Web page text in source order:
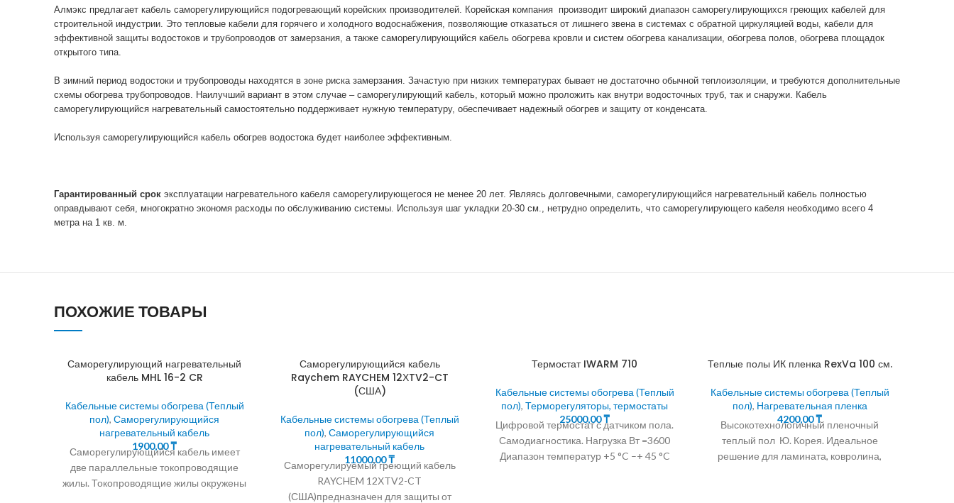
Алмэкс предлагает кабель саморегулирующийся подогревающий корейских производителей. Корейская компания производит широкий диапазон саморегулирующихся греющих кабелей для
строительной индустрии. Это тепловые кабели для горячего и холодного водоснабжения, позволяющие отказаться от лишнего звена в системах с обратной циркуляцией воды, кабели для
эффективной защиты водостоков и трубопроводов от замерзания, а также саморегулирующийся кабель обогрева кровли и систем обогрева канализации, обогрева полов, обогрева площадок
открытого типа.
В зимний период водостоки и трубопроводы находятся в зоне риска замерзания. Зачастую при низких температурах бывает не достаточно обычной теплоизоляции, и требуются дополнительные
схемы обогрева трубопроводов. Наилучший вариант в этом случае – саморегулирующий кабель, который можно проложить как внутри водосточных труб, так и снаружи. Кабель
саморегулирующийся нагревательный самостоятельно поддерживает нужную температуру, обеспечивает надежный обогрев и защиту от конденсата.
Используя саморегулирующийся кабель обогрев водостока будет наиболее эффективным.
Гарантированный срок эксплуатации нагревательного кабеля саморегулирующегося не менее 20 лет. Являясь долговечными, саморегулирующийся нагревательный кабель полностью
оправдывают себя, многократно экономя расходы по обслуживанию системы. Используя шаг укладки 20-30 см., нетрудно определить, что саморегулирующего кабеля необходимо всего 4
метра на 1 кв. м.
ПОХОЖИЕ ТОВАРЫ
Саморегулирующий нагревательный
кабель MHL 16-2 CR
Кабельные системы обогрева (Теплый
пол), Саморегулирующийся
нагревательный кабель
1900,00₸
Саморегулирующийся кабель имеет
две параллельные токопроводящие
жилы. Токопроводящие жилы окружены
Саморегулирующийся кабель
Raychem RAYCHEM 12ХTV2-CT
(США)
Кабельные системы обогрева (Теплый
пол), Саморегулирующийся
нагревательный кабель
11000,00₸
Саморегулируемый греющий кабель
RAYCHEM 12ХTV2-CT
(США)предназначен для защиты от
Термостат IWARM 710
Кабельные системы обогрева (Теплый
пол), Терморегуляторы, термостаты
25000,00₸
Цифровой термостат с датчиком пола.
Самодиагностика. Нагрузка Вт =3600
Диапазон температур +5 °C –+ 45 °C
Теплые полы ИК пленка RexVa 100 см.
Кабельные системы обогрева (Теплый
пол), Нагревательная пленка
4200,00₸
Высокотехнологичный пленочный
теплый пол Ю. Корея. Идеальное
решение для ламината, ковролина,